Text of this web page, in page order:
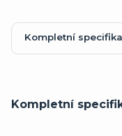
Kompletní
Kompletní